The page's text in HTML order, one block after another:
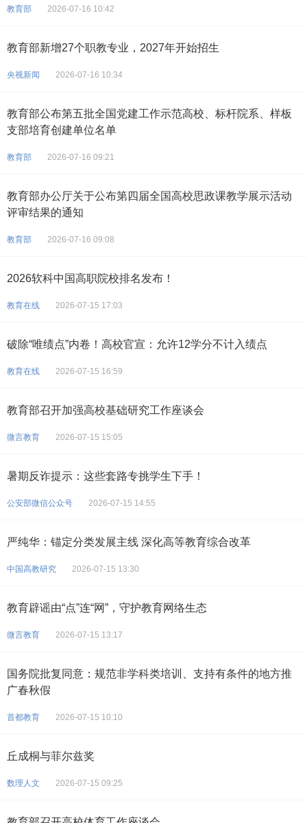
教育部 2026-07-16 10:42
教育部新增27个职教专业，2027年开始招生
央视新闻 2026-07-16 10:34
教育部公布第五批全国党建工作示范高校、标杆院系、样板
支部培育创建单位名单
教育部 2026-07-16 09:21
教育部办公厅关于公布第四届全国高校思政课教学展示活动
评审结果的通知
教育部 2026-07-16 09:08
2026软科中国高职院校排名发布！
教育在线 2026-07-15 17:03
破除“唯绩点”内卷！高校官宣：允许12学分不计入绩点
教育在线 2026-07-15 16:59
教育部召开加强高校基础研究工作座谈会
微言教育 2026-07-15 15:05
暑期反诈提示：这些套路专挑学生下手！
公安部微信公众号 2026-07-15 14:55
严纯华：锚定分类发展主线 深化高等教育综合改革
中国高教研究 2026-07-15 13:30
教育辟谣由“点”连“网”，守护教育网络生态
微言教育 2026-07-15 13:17
国务院批复同意：规范非学科类培训、支持有条件的地方推
广春秋假
首都教育 2026-07-15 10:10
丘成桐与菲尔兹奖
数理人文 2026-07-15 09:25